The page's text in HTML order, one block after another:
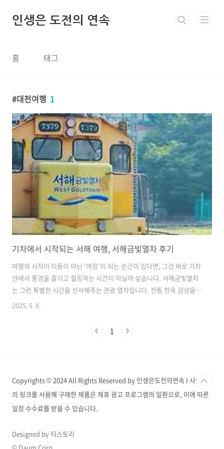
인생은 도전의 연속
홈 태그
대천여행 1
기차에서 시작되는 서해 여행, 서해금빛열차 후기
여행의 시작이 이동이 아닌 ‘여정’이 되는 순간이 있다면, 그건 바로 기차
안에서 풍경을 즐기고 힐링하는 시간이 아닐까 싶습니다. 서해금빛열차
는 그런 특별한 시간을 선사해주는 관광 열차입니다. 전통 한옥 감성을
담은 좌석부터 족욕과 차 한잔의 여유까지, 단순한 교통수단을 넘어선 이
금빛열차(G-Train)는 서울 용산역에서 출발해 서해안을 따라 전북 익산
서..
2025. 5. 8.
1
Copyrights © 2024 All Rights Reserved by 인생은도전의연속 I 사이트
의 링크를 사용해 구매한 제품은 제휴 광고 프로그램의 일환으로, 이에 따른
일정 수수료를 받을 수 있습니다.
Designed by 티스토리